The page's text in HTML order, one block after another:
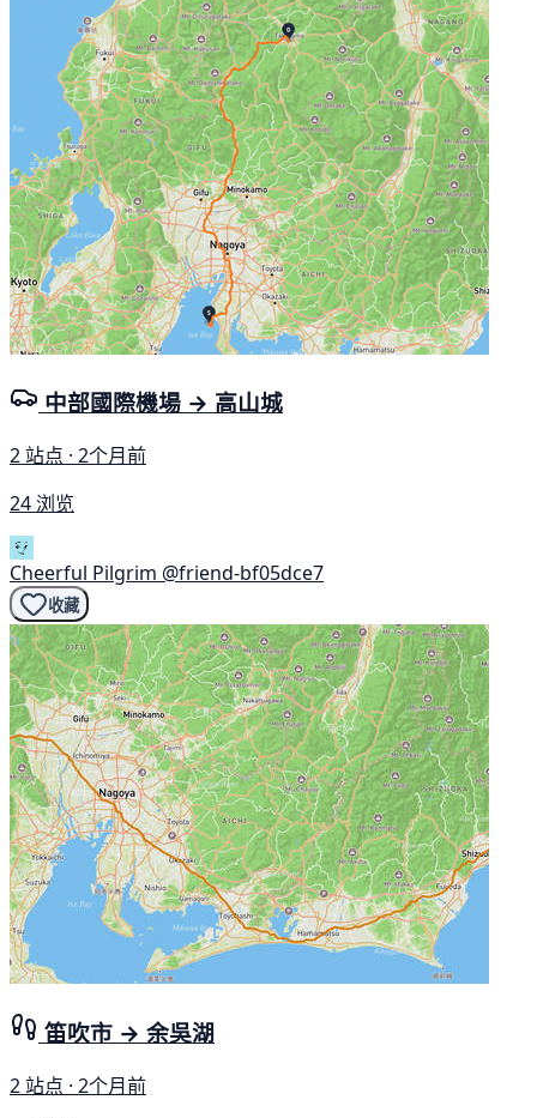
中部國際機場 → 高山城
2 站点 · 2个月前
24 浏览
Cheerful Pilgrim @friend-bf05dce7
收藏
笛吹市 → 余吳湖
2 站点 · 2个月前